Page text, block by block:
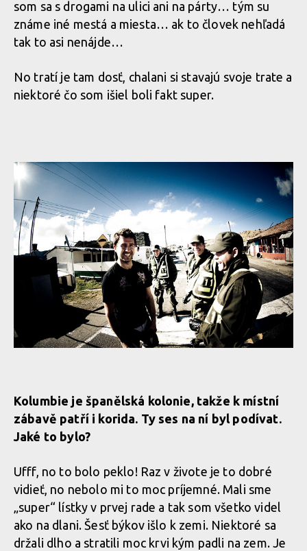
som sa s drogami na ulici ani na párty… tým su
známe iné mestá a miesta… ak to človek nehľadá
tak to asi nenájde…
No tratí je tam dosť, chalani si stavajú svoje trate a
niektoré čo som išiel boli fakt super.
Kolumbie je španělská kolonie, takže k místní
zábavě patří i korida. Ty ses na ní byl podívat.
Jaké to bylo?
Ufff, no to bolo peklo! Raz v živote je to dobré
vidieť, no nebolo mi to moc príjemné. Mali sme
„super“ lístky v prvej rade a tak som všetko videl
ako na dlani. Šesť býkov išlo k zemi. Niektoré sa
držali dlho a stratili moc krvi kým padli na zem. Je